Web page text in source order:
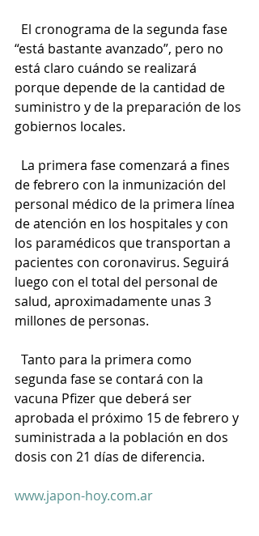
“está bastante avanzado”, pero no
está claro cuándo se realizará
porque depende de la cantidad de
suministro y de la preparación de los
gobiernos locales.
de febrero con la inmunización del
personal médico de la primera línea
de atención en los hospitales y con
los paramédicos que transportan a
pacientes con coronavirus. Seguirá
luego con el total del personal de
salud, aproximadamente unas 3
millones de personas.
segunda fase se contará con la
vacuna Pfizer que deberá ser
aprobada el próximo 15 de febrero y
suministrada a la población en dos
dosis con 21 días de diferencia.
www.japon-hoy.com.ar